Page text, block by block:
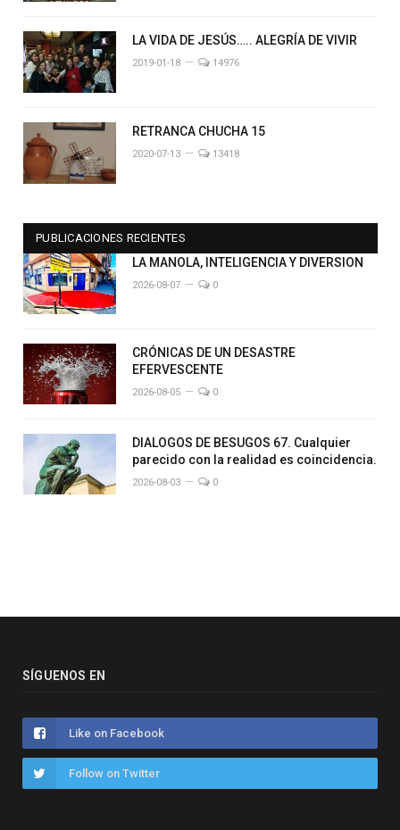
LA VIDA DE JESÚS….. ALEGRÍA DE VIVIR
2019-01-18 14976
RETRANCA CHUCHA 15
2020-07-13 13418
PUBLICACIONES RECIENTES
LA MANOLA, INTELIGENCIA Y DIVERSION
2026-08-07 0
CRÓNICAS DE UN DESASTRE
EFERVESCENTE
2026-08-05 0
DIALOGOS DE BESUGOS 67. Cualquier
parecido con la realidad es coincidencia.
2026-08-03 0
SÍGUENOS EN
Like on Facebook
Follow on Twitter